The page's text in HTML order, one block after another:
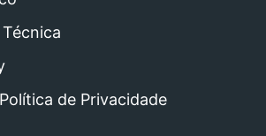
de Privacidade